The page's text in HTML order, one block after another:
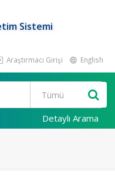
Sistemi
Araştırmacı Girişi English
Detaylı Arama